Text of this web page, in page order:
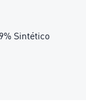
Sintético